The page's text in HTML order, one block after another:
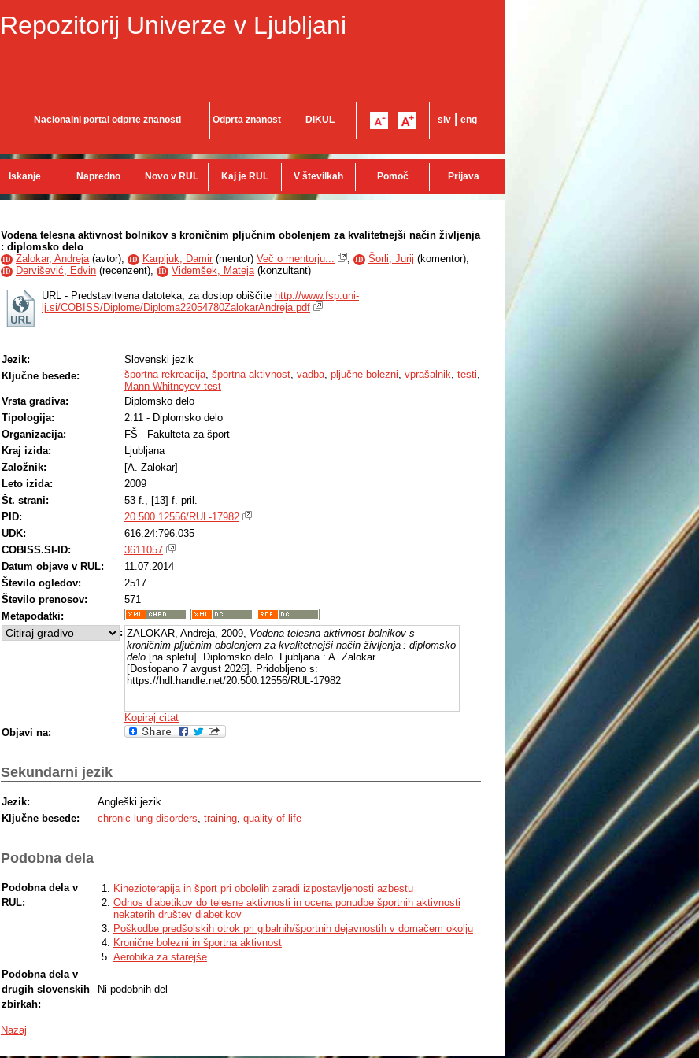
Repozitorij Univerze v Ljubljani
Nacionalni portal odprte znanosti Odprta znanost DiKUL slv eng
Iskanje Napredno Novo v RUL Kaj je RUL V številkah Pomoč Prijava
Vodena telesna aktivnost bolnikov s kroničnim pljučnim obolenjem za kvalitetnejši način življenja
: diplomsko delo
ID Zalokar, Andreja(avtor), ID Karpljuk, Damir (mentor) Več o mentorju... , ID Šorli, Jurij (komentor),
ID Dervišević, Edvin (recenzent), ID Videmšek, Mateja(konzultant)
URL - Predstavitvena datoteka, za dostop obiščite http://www.fsp.uni-
lj.si/COBISS/Diplome/Diploma22054780ZalokarAndreja.pdf
Jezik:
Slovenski jezik
Ključne besede:
športna rekreacija, športna aktivnost, vadba, pljučne bolezni, vprašalnik, testi,
Mann-Whitneyev test
Vrsta gradiva:
Diplomsko delo
Tipologija:
2.11 - Diplomsko delo
Organizacija:
FŠ - Fakulteta za šport
Kraj izida:
Ljubljana
Založnik:
[A. Zalokar]
Leto izida:
2009
Št. strani:
53 f., [13] f. pril.
PID:
20.500.12556/RUL-17982
UDK:
616.24:796.035
COBISS.SI-ID:
3611057
Datum objave v RUL:
11.07.2014
Število ogledov:
2517
Število prenosov:
571
Metapodatki:
: ZALOKAR, Andreja, 2009, Vodena telesna aktivnost bolnikov s
kroničnim pljučnim obolenjem za kvalitetnejši način življenja : diplomsko
delo [na spletu]. Diplomsko delo. Ljubljana : A. Zalokar.
[Dostopano 7 avgust 2026]. Pridobljeno s:
https://hdl.handle.net/20.500.12556/RUL-17982
Kopiraj citat
Objavi na:
Sekundarni jezik
Jezik:
Angleški jezik
Ključne besede:
chronic lung disorders training quality of life
Podobna dela
Podobna dela v
RUL:
Kinezioterapija in šport pri obolelih zaradi izpostavljenosti azbestu
Odnos diabetikov do telesne aktivnosti in ocena ponudbe športnih aktivnosti
nekaterih društev diabetikov
Poškodbe predšolskih otrok pri gibalnih/športnih dejavnostih v domačem okolju
Kronične bolezni in športna aktivnost
Aerobika za starejše
Podobna dela v
drugih slovenskih
zbirkah:
Ni podobnih del
Nazaj